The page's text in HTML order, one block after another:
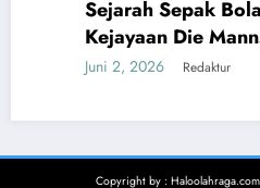
Sejarah Sepak Bola
Kejayaan Die
Juni 2, 2026 Redaktur
Copyright by :